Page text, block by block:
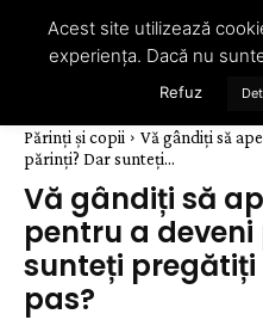
Părinți și copii
Vă gândiți să
părinți? Dar sunteți...
Vă gândiți să
pentru a
sunteți
pas?
Acest site utilizează
experiența. Dacă nu
Refuz